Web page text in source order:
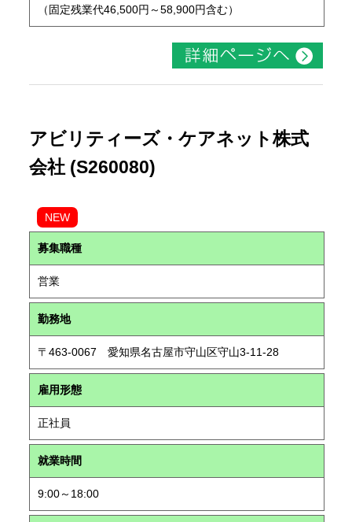
（固定残業代46,500円～58,900円含む）
アビリティーズ・ケアネット株式
会社 (S260080)
NEW
募集職種
営業
勤務地
〒463-0067 愛知県名古屋市守山区守山3-11-28
雇用形態
正社員
就業時間
9:00～18:00